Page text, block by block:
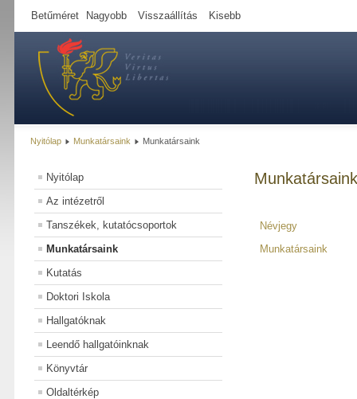
Betűméret Nagyobb Visszaállítás Kisebb
Nyitólap Munkatársaink Munkatársaink
Nyitólap
Az intézetről
Tanszékek, kutatócsoportok
Munkatársaink
Kutatás
Doktori Iskola
Hallgatóknak
Leendő hallgatóinknak
Könyvtár
Oldaltérkép
Munkatársaink
Névjegy
Munkatársaink